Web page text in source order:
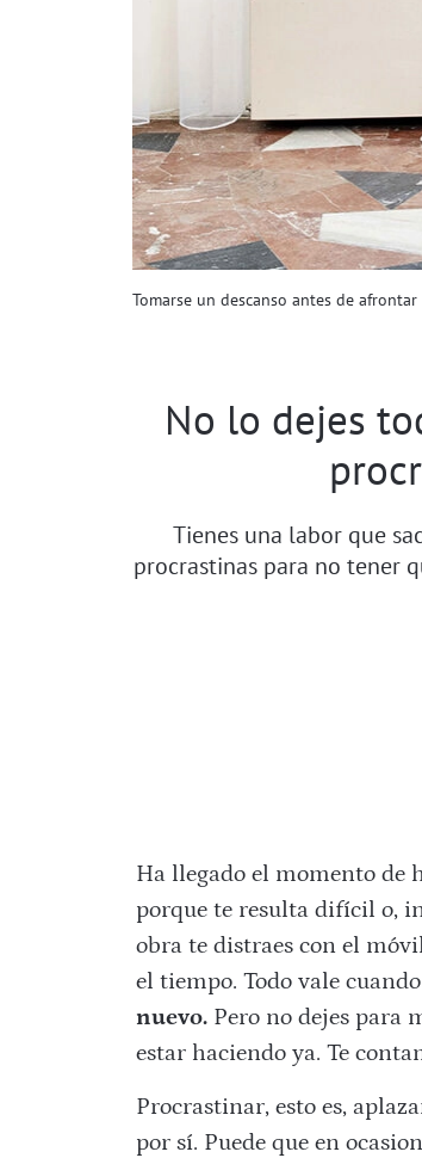
Tomarse un descanso antes de
No lo dejes
Tienes una labor que
procrastinas para no tener
Ha llegado el momento de
porque te resulta difícil o,
obra te distraes con el
el tiempo. Todo vale
nuevo.Pero no dejes para
estar haciendo ya. Te
Procrastinar, esto es,
por sí. Puede que en